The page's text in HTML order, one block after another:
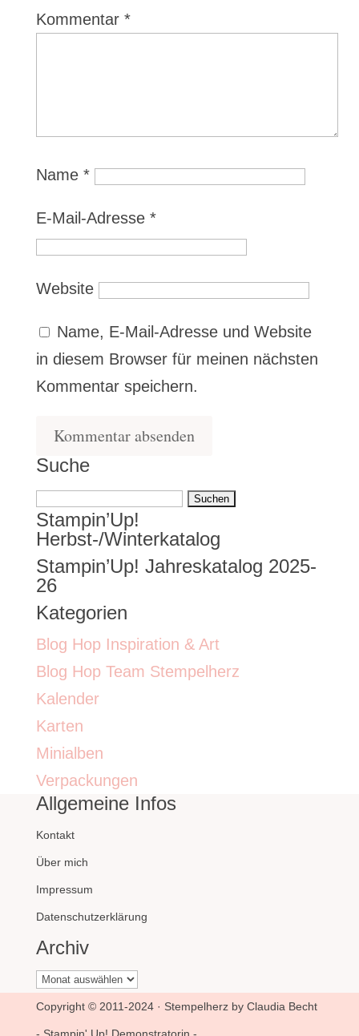
Kommentar *
Name *
E-Mail-Adresse *
Website
Name, E-Mail-Adresse und Website
in diesem Browser für meinen nächsten
Kommentar speichern.
Suche
Suchen
nach:
Stampin’Up!
Herbst-/Winterkatalog
Stampin’Up! Jahreskatalog 2025-
26
Kategorien
Blog Hop Inspiration & Art
Blog Hop Team Stempelherz
Kalender
Karten
Minialben
Verpackungen
Allgemeine Infos
Kontakt
Über mich
Impressum
Datenschutzerklärung
Archiv
Archiv
Copyright © 2011-2024 · Stempelherz by Claudia Becht